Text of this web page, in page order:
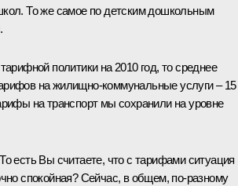
То же самое по детским дошкольным
политики на 2010 год, то среднее
на жилищно-коммунальные услуги – 15
на транспорт мы сохранили на уровне
То есть Вы считаете, что с тарифами ситуация
спокойная? Сейчас, в общем, по‑разному